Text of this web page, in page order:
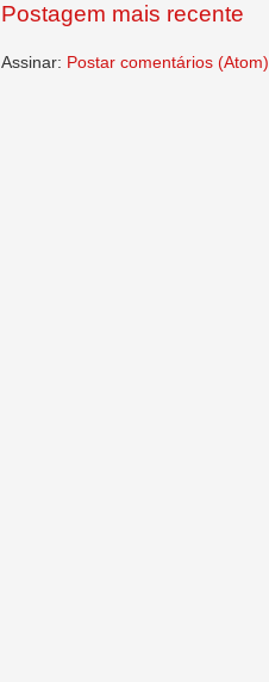
Postagem mais recente
Assinar: Postar comentários (Atom)